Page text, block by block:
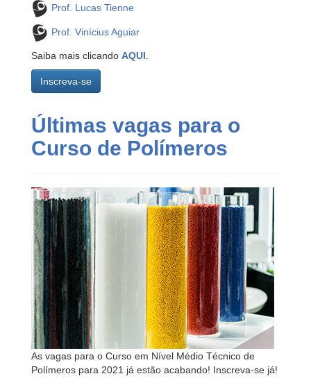
Prof. Lucas Tienne
Prof. Vinícius Aguiar
Saiba mais clicando AQUI
Inscreva-se
Últimas vagas para o
Curso de Polímeros
As vagas para o Curso em Nível Médio Técnico de
Polímeros para 2021 já estão acabando! Inscreva-se já!